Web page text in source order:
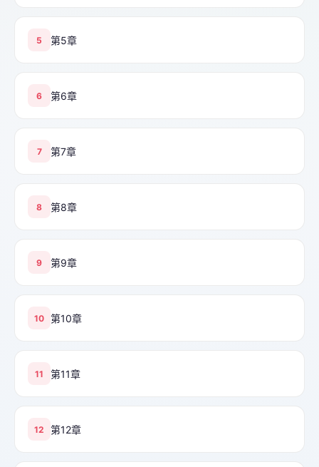
5 第5章
6 第6章
7 第7章
8 第8章
9 第9章
10 第10章
11 第11章
12 第12章